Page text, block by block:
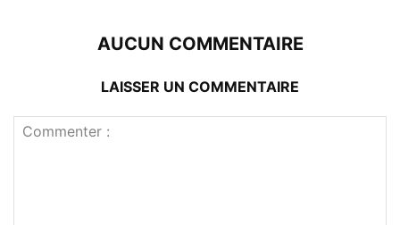
AUCUN COMMENTAIRE
LAISSER UN COMMENTAIRE